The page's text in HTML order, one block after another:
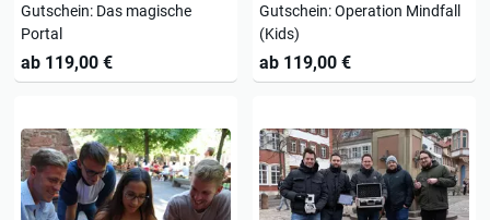
Gutschein: Das magische
Portal
ab 119,00 €
Gutschein: Operation Mindfall
(Kids)
ab 119,00 €